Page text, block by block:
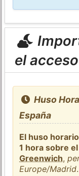
el
Huso
España
El huso
1 hora sobre el
Greenwich,
Europe/Madrid.